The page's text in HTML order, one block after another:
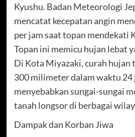
Kyushu. Badan Meteorologi
mencatat kecepatan angin
per jam saat topan mendekati
Topan ini memicu hujan lebat
Di Kota Miyazaki, curah hujan
300 milimeter dalam waktu 24
menyebabkan sungai-sungai
tanah longsor di berbagai
Dampak dan Korban Jiwa